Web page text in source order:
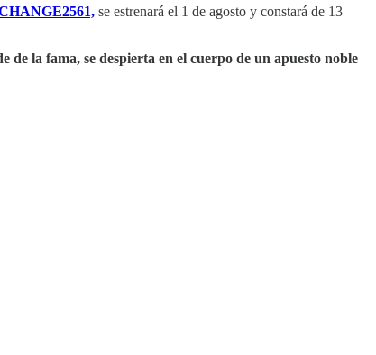
se estrenará el 1 de agosto y constará de 13
de la fama, se despierta en el cuerpo de un apuesto noble